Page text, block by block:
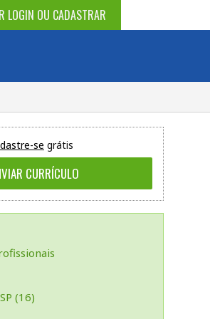
LOGIN OU CADASTRAR
se grátis
(16)